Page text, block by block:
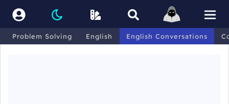
Problem Solving English English Conversations